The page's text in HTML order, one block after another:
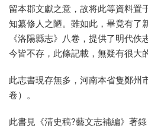
留本郡文獻之意，故将此等資料置
知纂修人之陋。雖如此，畢竟有了
《洛陽縣志》八卷，提供了明代
今皆不存，此條記載，無疑有很大
此志書現存無多，河南本省隻鄭州
卷）。
此書見《清史稿?藝文志補編》著錄